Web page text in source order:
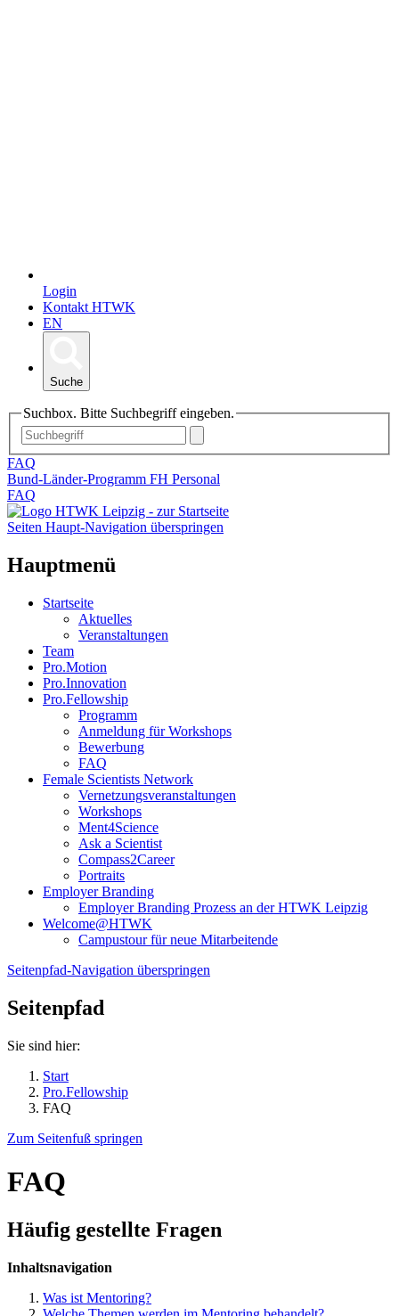
Login
Kontakt HTWK
EN
Suche
Suchbox. Bitte Suchbegriff eingeben.
FAQ
Bund-Länder-Programm FH Personal
FAQ
Seiten Haupt-Navigation überspringen
Hauptmenü
Startseite
Aktuelles
Veranstaltungen
Team
Pro.Motion
Pro.Innovation
Pro.Fellowship
Programm
Anmeldung für Workshops
Bewerbung
FAQ
Female Scientists Network
Vernetzungsveranstaltungen
Workshops
Ment4Science
Ask a Scientist
Compass2Career
Portraits
Employer Branding
Employer Branding Prozess an der HTWK Leipzig
Welcome@HTWK
Campustour für neue Mitarbeitende
Seitenpfad-Navigation überspringen
Seitenpfad
Sie sind hier:
Start
Pro.Fellowship
FAQ
Zum Seitenfuß springen
FAQ
Häufig gestellte Fragen
Inhaltsnavigation
Was ist Mentoring?